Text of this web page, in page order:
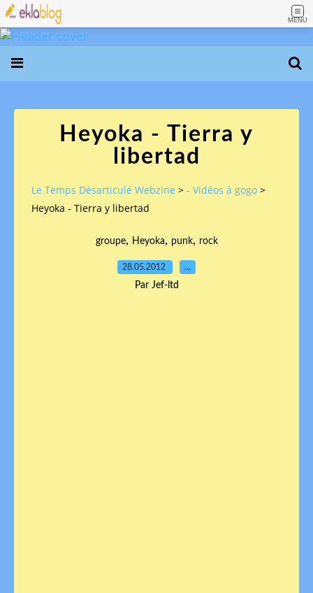
MENU
Heyoka - Tierra y
libertad
Le Temps Désarticulé Webzine > - Vidéos à gogo >
Heyoka - Tierra y libertad
groupe, Heyoka, punk, rock
28.05.2012 …
Par Jef-ltd